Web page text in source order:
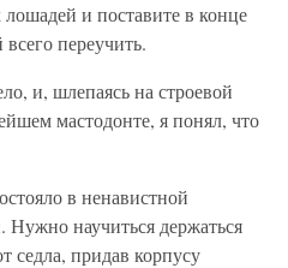
и поставите в конце
переучить.
и, шлепаясь на строевой
мастодонте, я понял, что
в ненавистной
Нужно научиться держаться
седла, придав корпусу